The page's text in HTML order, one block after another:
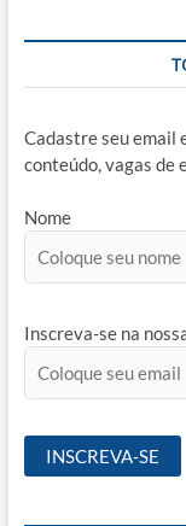
Cadastre seu email
conteúdo, vagas de
Nome
Inscreva-se na